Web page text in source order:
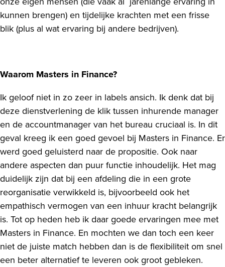
kunnen brengen) en tijdelijke krachten met een frisse
blik (plus al wat ervaring bij andere bedrijven).
Waarom Masters in Finance?
Ik geloof niet in zo zeer in labels ansich. Ik denk dat bij
deze dienstverlening de klik tussen inhurende manager
en de accountmanager van het bureau cruciaal is. In dit
geval kreeg ik een goed gevoel bij Masters in Finance. Er
werd goed geluisterd naar de propositie. Ook naar
andere aspecten dan puur functie inhoudelijk. Het mag
duidelijk zijn dat bij een afdeling die in een grote
reorganisatie verwikkeld is, bijvoorbeeld ook het
empathisch vermogen van een inhuur kracht belangrijk
is. Tot op heden heb ik daar goede ervaringen mee met
Masters in Finance. En mochten we dan toch een keer
niet de juiste match hebben dan is de flexibiliteit om snel
een beter alternatief te leveren ook groot gebleken.